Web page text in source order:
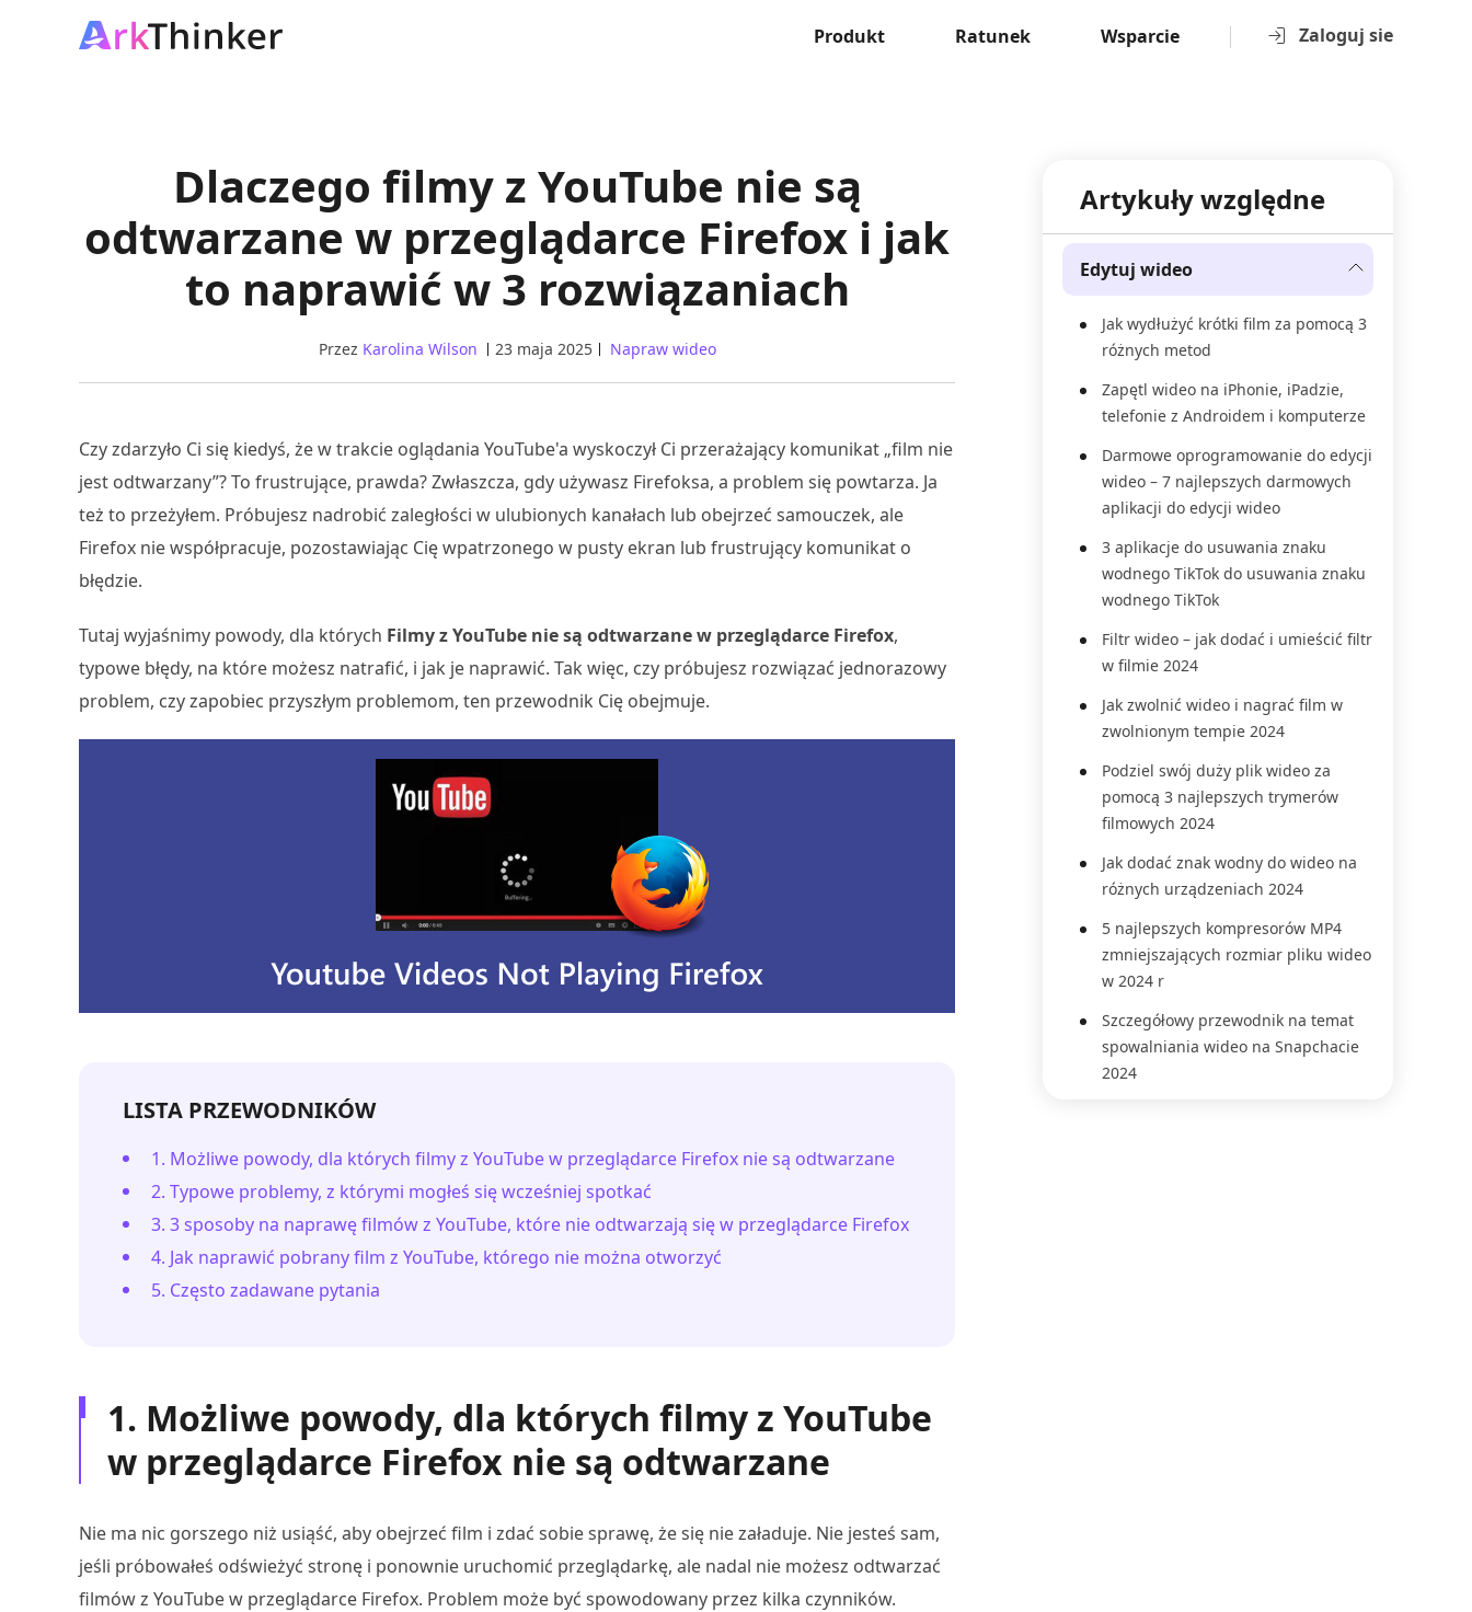
Zaloguj sie
Produkt Ratunek Wsparcie
Dlaczego filmy z YouTube nie są
odtwarzane w przeglądarce Firefox i jak
to naprawić w 3 rozwiązaniach
Przez Karolina Wilson 23 maja 2025 Napraw wideo
Czy zdarzyło Ci się kiedyś, że w trakcie oglądania YouTube'a wyskoczył Ci przerażający komunikat „film nie
jest odtwarzany”? To frustrujące, prawda? Zwłaszcza, gdy używasz Firefoksa, a problem się powtarza. Ja
też to przeżyłem. Próbujesz nadrobić zaległości w ulubionych kanałach lub obejrzeć samouczek, ale
Firefox nie współpracuje, pozostawiając Cię wpatrzonego w pusty ekran lub frustrujący komunikat o
błędzie.
Tutaj wyjaśnimy powody, dla których Filmy z YouTube nie są odtwarzane w przeglądarce Firefox,
typowe błędy, na które możesz natrafić, i jak je naprawić. Tak więc, czy próbujesz rozwiązać jednorazowy
problem, czy zapobiec przyszłym problemom, ten przewodnik Cię obejmuje.
LISTA PRZEWODNIKÓW
1. Możliwe powody, dla których filmy z YouTube w przeglądarce Firefox nie są odtwarzane
2. Typowe problemy, z którymi mogłeś się wcześniej spotkać
3. 3 sposoby na naprawę filmów z YouTube, które nie odtwarzają się w przeglądarce Firefox
4. Jak naprawić pobrany film z YouTube, którego nie można otworzyć
5. Często zadawane pytania
1. Możliwe powody, dla których filmy z YouTube
w przeglądarce Firefox nie są odtwarzane
Nie ma nic gorszego niż usiąść, aby obejrzeć film i zdać sobie sprawę, że się nie załaduje. Nie jesteś sam,
jeśli próbowałeś odświeżyć stronę i ponownie uruchomić przeglądarkę, ale nadal nie możesz odtwarzać
filmów z YouTube w przeglądarce Firefox. Problem może być spowodowany przez kilka czynników.
Artykuły względne
Edytuj wideo
Jak wydłużyć krótki film za pomocą 3
różnych metod
Zapętl wideo na iPhonie, iPadzie,
telefonie z Androidem i komputerze
Darmowe oprogramowanie do edycji
wideo – 7 najlepszych darmowych
aplikacji do edycji wideo
3 aplikacje do usuwania znaku
wodnego TikTok do usuwania znaku
wodnego TikTok
Filtr wideo – jak dodać i umieścić filtr
w filmie 2024
Jak zwolnić wideo i nagrać film w
zwolnionym tempie 2024
Podziel swój duży plik wideo za
pomocą 3 najlepszych trymerów
filmowych 2024
Jak dodać znak wodny do wideo na
różnych urządzeniach 2024
5 najlepszych kompresorów MP4
zmniejszających rozmiar pliku wideo
w 2024 r
Szczegółowy przewodnik na temat
spowalniania wideo na Snapchacie
2024